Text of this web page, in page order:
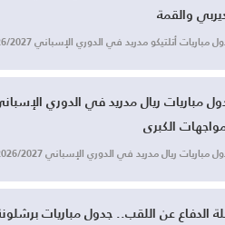
والقمة
مباريات أتلتيكو مدريد في الدوري الإسباني 2026/2027: أُنشر…
الكبرى
مباريات ريال مدريد في الدوري الإسباني 2026/2027: اعتُمدت…
الدفاع عن اللقب.. جدول مباريات